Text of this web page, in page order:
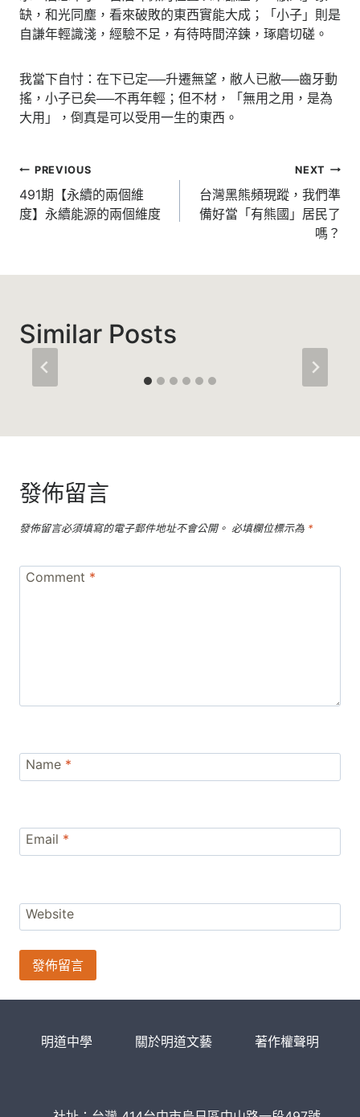
缺，和光同塵，看來破敗的東西實能大成；「小子」則是
自謙年輕識淺，經驗不足，有待時間淬鍊，琢磨切磋。
我當下自忖：在下已定──升遷無望，敝人已敝──齒牙動
搖，小子已矣──不再年輕；但不材，「無用之用，是為
大用」，倒真是可以受用一生的東西。
文
章
導
PREVIOUS
491期【永續的兩個維
度】永續能源的兩個維度
NEXT
台灣黑熊頻現蹤，我們準
備好當「有熊國」居民了
嗎？
Similar Posts
發佈留言
發佈留言必須填寫的電子郵件地址不會公開。 必填欄位標示為 *
Comment *
Name *
Email *
Website
明道中學 關於明道文藝 著作權聲明